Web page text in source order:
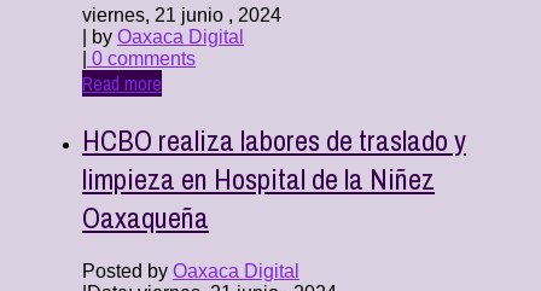
viernes, 21 junio , 2024
| by Oaxaca Digital
0 comments
Read more
HCBO realiza labores de traslado y
limpieza en Hospital de la Niñez
Oaxaqueña
Posted by Oaxaca Digital